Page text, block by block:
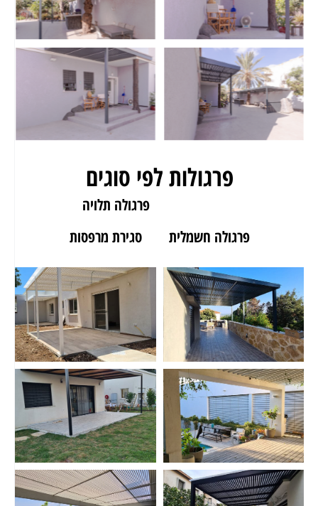
פרגולות לפי סוגים
פרגולה תלויה
פרגולה חשמלית
סגירת מרפסות